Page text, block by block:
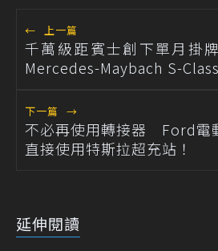
← 上一篇
千萬級距賓士創下單月掛
Mercedes-Maybach S-
下一篇 →
不必再使用轉接器 Ford電
直接使用特斯拉超充站！
延伸閱讀